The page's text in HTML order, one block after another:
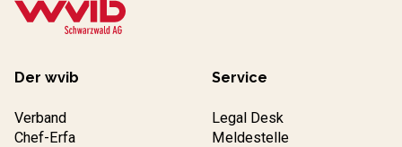
Der wvib
Verband
Chef-Erfa
Service
Legal Desk
Meldestelle